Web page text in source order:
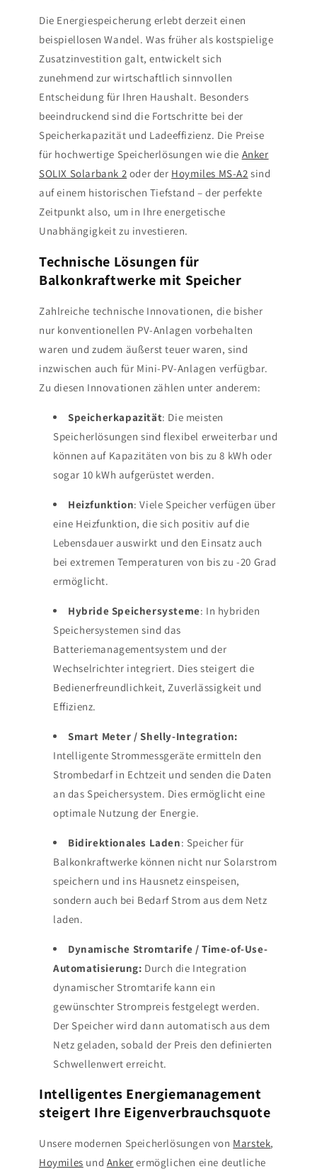
Die Energiespeicherung erlebt derzeit einen
beispiellosen Wandel. Was früher als kostspielige
Zusatzinvestition galt, entwickelt sich
zunehmend zur wirtschaftlich sinnvollen
Entscheidung für Ihren Haushalt. Besonders
beeindruckend sind die Fortschritte bei der
Speicherkapazität und Ladeeffizienz. Die Preise
für hochwertige Speicherlösungen wie die Anker
SOLIX Solarbank 2 oder der Hoymiles MS-A2 sind
auf einem historischen Tiefstand – der perfekte
Zeitpunkt also, um in Ihre energetische
Unabhängigkeit zu investieren.
Technische Lösungen für
Balkonkraftwerke mit Speicher
Zahlreiche technische Innovationen, die bisher
nur konventionellen PV-Anlagen vorbehalten
waren und zudem äußerst teuer waren, sind
inzwischen auch für Mini-PV-Anlagen verfügbar.
Zu diesen Innovationen zählen unter anderem:
Speicherkapazität: Die meisten
Speicherlösungen sind flexibel erweiterbar und
können auf Kapazitäten von bis zu 8 kWh oder
sogar 10 kWh aufgerüstet werden.
Heizfunktion: Viele Speicher verfügen über
eine Heizfunktion, die sich positiv auf die
Lebensdauer auswirkt und den Einsatz auch
bei extremen Temperaturen von bis zu -20 Grad
ermöglicht.
Hybride Speichersysteme: In hybriden
Speichersystemen sind das
Batteriemanagementsystem und der
Wechselrichter integriert. Dies steigert die
Bedienerfreundlichkeit, Zuverlässigkeit und
Effizienz.
Smart Meter / Shelly-Integration:
Intelligente Strommessgeräte ermitteln den
Strombedarf in Echtzeit und senden die Daten
an das Speichersystem. Dies ermöglicht eine
optimale Nutzung der Energie.
Bidirektionales Laden: Speicher für
Balkonkraftwerke können nicht nur Solarstrom
speichern und ins Hausnetz einspeisen,
sondern auch bei Bedarf Strom aus dem Netz
laden.
Dynamische Stromtarife / Time-of-Use-
Automatisierung: Durch die Integration
dynamischer Stromtarife kann ein
gewünschter Strompreis festgelegt werden.
Der Speicher wird dann automatisch aus dem
Netz geladen, sobald der Preis den definierten
Schwellenwert erreicht.
Intelligentes Energiemanagement
steigert Ihre Eigenverbrauchsquote
Unsere modernen Speicherlösungen von Marstek,
Hoymiles und Anker ermöglichen eine deutliche